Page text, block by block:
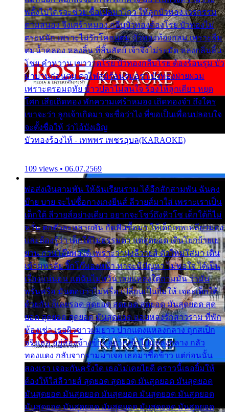
พลั้งไปใครจะช่วย ซื้อเปลมาไกว ให้ลูกบัวทอง เวรกรรม
ตามสนอง จึงเศร้าหมอง กลีบบัวทองต้องโรย บัวทองไม่
ตระหนัก เพราะไม่รักโคลนตม บัวทองท้องกลม เพราะลืม
ตมน้ำคลอง หลงลิ้น ที่สิ้นสัตย์ เจ้าจึงไม่ระมัด หลงกลิ่นลิ้น
โชย คำหวาน เขาวาดโรย บัวทองกลีบโรย ต้องร้อนรุม บัว
มาบานก่อนตูม ดุจไฟสุมร้อนรุมอุรา บัวทองผ่ายผอม
เพราะตรอมฤทัย ข้าวปลาไม่สนใจ ร้องไห้ลูกเดียว หยุด
โศก เสียเถิดทอง พักความเศร้าหมอง เถิดทองจ๋า ถึงใคร
เขาจะว่า ลูกเจ้าเกิดมา จะชื่อว่าไง พี่ขอเป็นเพื่อนปลอบใจ
จะตั้งชื่อให้ ว่าไอ้บังเอิญ
บัวทองร้องไห้ - เทพพร เพชรอุบล(KARAOKE)
109 views • 06.07.2569
พ่อส่งเงินสามพัน ให้ฉันเรียนราม ได้อีกสักสามพัน ฉันคง
บ๊าย บาย จะไปซื้อกางเกงยีนส์ ลีวายส์มาใส่ เพราะเราเป็น
เด็กใต้ ลีวายส์อย่างเดียว อยากจะโชว์ถึงหิวโซ เด็กใต้ก็ไม่
หวั่น ตกตัวละหลายพัน กัดฟันซื้อมา ให้เด็กเทพเหลียวมอง
และต้องรู้ว่า เด็กใต้ไม่ธรรมดา แต่สุดยอด เดินโยกย้ายเย
ยวน กวนโอ๊ยพอได้ เพราะว่านุ่งลีวายส์ ตัวใหม่ใส่มา เดิน
เข้ามหาลัย จิ๊กโก๊มองหน้า ท่าจะมีปัญหา ไม่พอใจ ได้เป็น
เรื่องแน่นอน แต่ฉันไม่หวั่น เลยแหลงใต้ถามมัน ว่ามัน
พรั่นพรือ มันตอบว่าไม่พรื่อ เปลี่ยนเป็นยิ้มให้ เจอะเด็กใต้
ด้วยกัน ก็เลยรอด สุดยอด สุดยอด สุดยอด มันสุดยอด สุด
ยอด สุดยอด สุดยอด มันสุดยอด แอบหลงรักสาวราม ที่พัก
ห้องเช่า เธอผิวขาวผมยาว ปากแดงแหลงกลาง ถูกสเป็ก
จริงเธอ อยู่ห้องข้างข้าง อยากเข้าไปแหลงกลาง กลัว
ทองแดง กลับจากรามมาเจอ เธอมาซื้อข้าว แต่ก่อนนั้น
สองเรา เจอะกันครั้งใด เธอไม่เคยไยดี คราวนี้เธอยิ้มให้
ต้องให้ใส่ลีวายส์ สุดยอด สุดยอด มันสุดยอด มันสุดยอด
มันสุดยอด มันสุดยอด มันสุดยอด มันสุดยอด มันสุดยอด
มันสุดยอด มันสุดยอด มันสุดยอด มันสุดยอด มันสุดยอด